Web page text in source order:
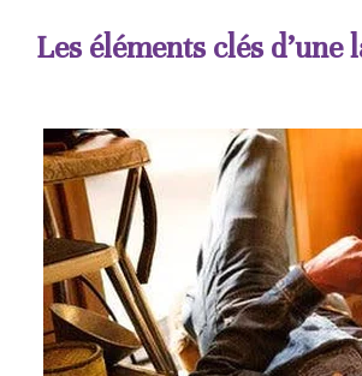
Les éléments clés d’une